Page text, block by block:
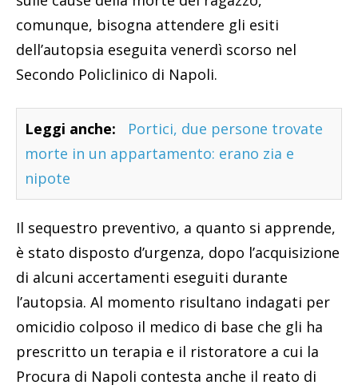
comunque, bisogna attendere gli esiti
dell’autopsia eseguita venerdì scorso nel
Secondo Policlinico di Napoli.
Leggi anche:
Portici, due persone trovate
morte in un appartamento: erano zia e
nipote
Il sequestro preventivo, a quanto si apprende,
è stato disposto d’urgenza, dopo l’acquisizione
di alcuni accertamenti eseguiti durante
l’autopsia. Al momento risultano indagati per
omicidio colposo il medico di base che gli ha
prescritto un terapia e il ristoratore a cui la
Procura di Napoli contesta anche il reato di